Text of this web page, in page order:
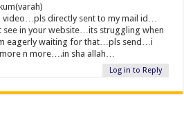
video…pls directly sent to my mail id…
see in your website…its struggling when
eagerly waiting for that…pls send…i
n more….in sha allah…
Log in to Reply